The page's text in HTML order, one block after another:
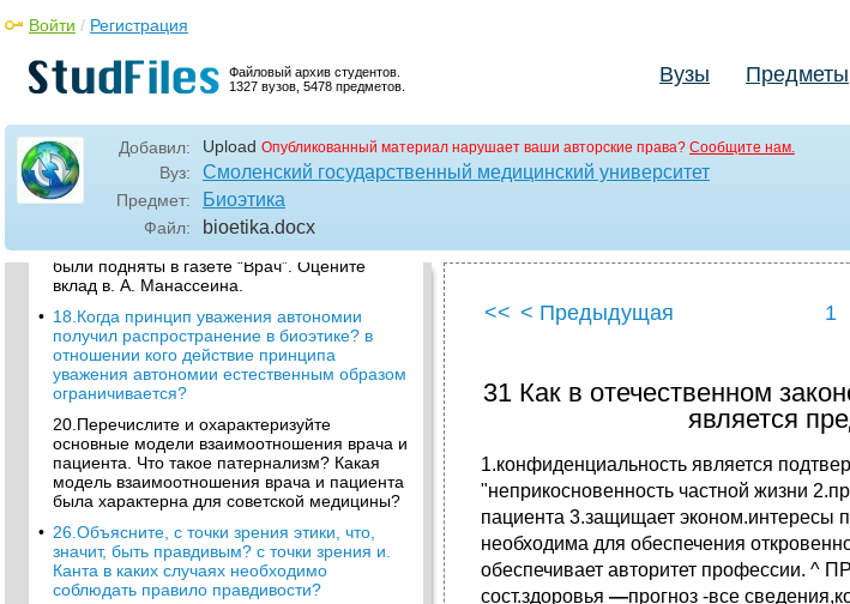
Файловый архив студентов.
1327 вузов, 5478 предметов.
Войти / Регистрация
Вузы Предметы
Добавил: Upload Опубликованный материал нарушает ваши авторские права? Сообщите нам.
Вуз: Смоленский государственный медицинский университет
Предмет: Биоэтика
Файл: bioetika.docx
основные принципы биоэтики. Поясните
выражение “prima facie” в отношении
принципов биоэтики
10.Кто предложил термин “биоэтика”? Какие
70-80-е годы XX столетия.
11.Что вкладывал в понятие биоэтики в. Р.
Поттер? Дайте современное определение
биоэтики? Охарактеризуйте роль ф. П. Газа
в истории медицинской этики в России
12.Какие проблемы медицинской этики
были подняты в газете “Врач”. Оцените
вклад в. А. Манассеина.
• 18.Когда принцип уважения автономии
получил распространение в биоэтике? в
отношении кого действие принципа
уважения автономии есте­ственным образом
ограничивается?
20.Перечислите и охарактеризуйте
основные модели взаимоотношения врача и
пациента. Что такое патернализм? Какая
модель взаимоотношения врача и пациента
была характерна для советской медицины?
• 26.Объясните, с точки зрения этики, что,
значит, быть правдивым? с точки зрения и.
Канта в каких случаях необходимо
соблюдать правило правдивости?
<< < Предыдущая 1
31 Как в отечественном
является
1.конфиденциальность является
"неприкосновенность частной жизни
пациента 3.защищает эконом.интересы
необходима для обеспечения
обеспечивает авторитет профессии. ^
сост.здоровья —прогноз -все